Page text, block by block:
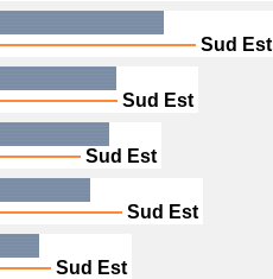
Sud Est
Sud Est
Sud Est
Sud Est
Sud Est